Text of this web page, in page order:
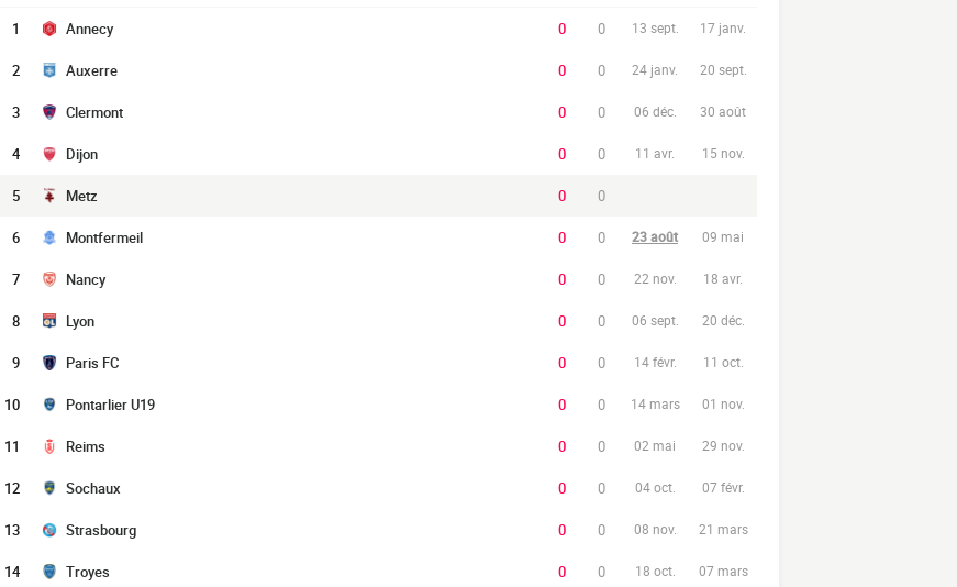
1 Annecy 0 0 13 sept. 17 janv.
2 Auxerre 0 0 24 janv. 20 sept.
3 Clermont 0 0 06 déc. 30 août
4 Dijon 0 0 11 avr. 15 nov.
5 Metz 0 0
6 Montfermeil 0 0 23 août 09 mai
7 Nancy 0 0 22 nov. 18 avr.
8 Lyon 0 0 06 sept. 20 déc.
9 Paris FC 0 0 14 févr. 11 oct.
10 Pontarlier U19 0 0 14 mars 01 nov.
11 Reims 0 0 02 mai 29 nov.
12 Sochaux 0 0 04 oct. 07 févr.
13 Strasbourg 0 0 08 nov. 21 mars
14 Troyes 0 0 18 oct. 07 mars